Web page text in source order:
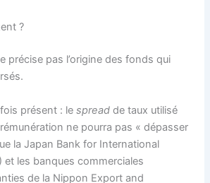
?
précise pas l’origine des fonds qui
présent : lespread de taux utilisé
ne pourra pas « dépasser
la Japan Bank for International
et les banques commerciales
de la Nippon Export and